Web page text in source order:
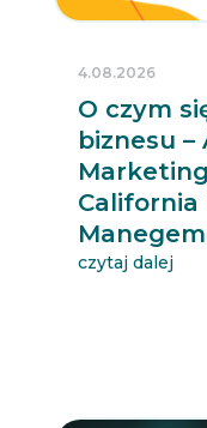
O czym
biznesu –
California
4.08.2026
czytaj dalej